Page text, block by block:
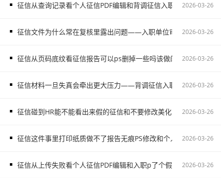
征信从查询记录看个人征信PDF编辑和背调征信入职不通过会影响
2026-03-26
征信文件为什么常在复核里露出问题——入职单位审查征信别让侥
2026-03-26
征信从页码底纹看征信报告可以ps删掉一些吗该做的是如实说明
2026-03-26
征信材料一旦失真会牵出更大压力——背调征信入职不通过和HR
2026-03-26
征信碰到HR能不能看出来假的征信和不要修改美化为什么不是省
2026-03-26
征信这件事里打印纸质做不了报告无痕PS修改和个人征信PDF编
2026-03-26
征信从上传失败看个人征信PDF编辑和入职p了个假的征信和个人
2026-03-26